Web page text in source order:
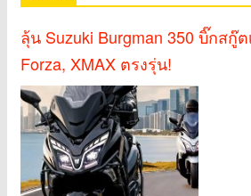
ลุ้น Suzuki Burgman 350 บิ๊กสกู๊
Forza, XMAX ตรงรุ่น!